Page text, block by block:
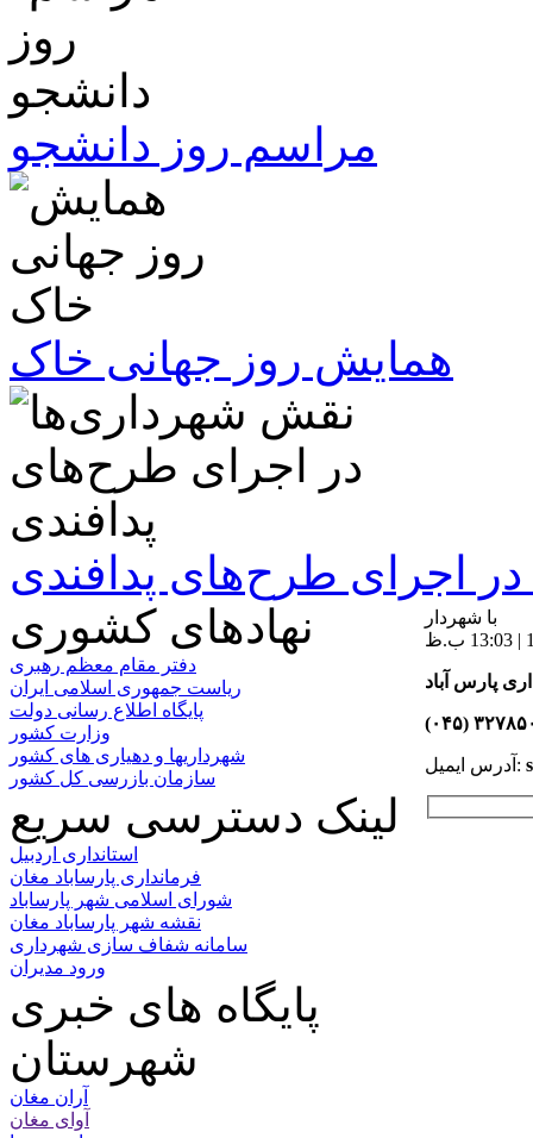
مراسم روز دانشجو
همایش روز جهانی خاک
اجرای طرح‌های پدافندی
با شهردار
پارس آباد
(۰۴۵)
آدرس ایمیل:
نهادهای کشوری
دفتر مقام معظم رهبری
ریاست جمهوری اسلامی ایران
پایگاه اطلاع رسانی دولت
وزارت کشور
شهرداریها و دهیاری های کشور
سازمان بازرسی کل کشور
لینک دسترسی سریع
استانداری اردبیل
فرمانداری پارساباد مغان
شورای اسلامی شهر پارساباد
نقشه شهر پارساباد مغان
سامانه شفاف سازی شهرداری
ورود مدیران
پایگاه های خبری
شهرستان
آران مغان
آوای مغان